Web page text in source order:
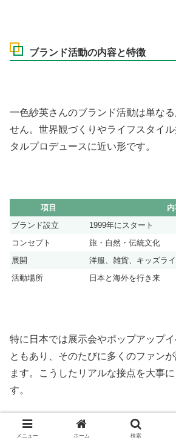
ブランド活動の内容と特徴
一色紗英さんのブランド活動は単な
せん。世界観づくりやライフスタイ
タルプロデュースに近い形です。
項目
ブランド設立
1999年にスタート
コンセプト
旅・自然・伝統文化
展開
洋服、雑貨、キッズラ
活動場所
日本と海外を行き来
特に日本では展示会やポップアップ
ともあり、そのたびに多くのファン
ます。こうしたリアルな接点を大事
す。
メニュー ホーム 検索